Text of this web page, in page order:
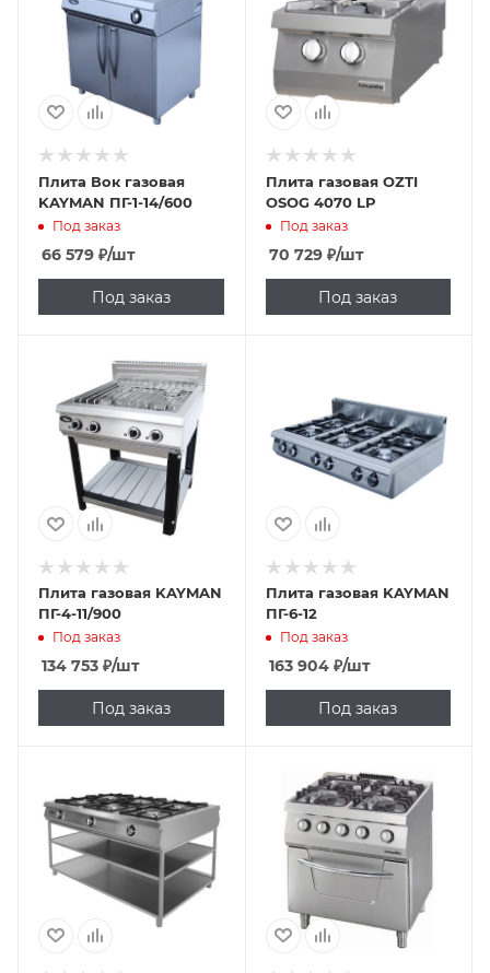
Плита Вок газовая
KAYMAN ПГ-1-14/600
Под заказ
66 579 ₽/шт
Под заказ
Плита газовая OZTI
OSOG 4070 LP
Под заказ
70 729₽/шт
Под заказ
Плита газовая KAYMAN
ПГ-4-11/900
Под заказ
134 753 ₽/шт
Под заказ
Плита газовая KAYMAN
ПГ-6-12
Под заказ
163 904₽/шт
Под заказ